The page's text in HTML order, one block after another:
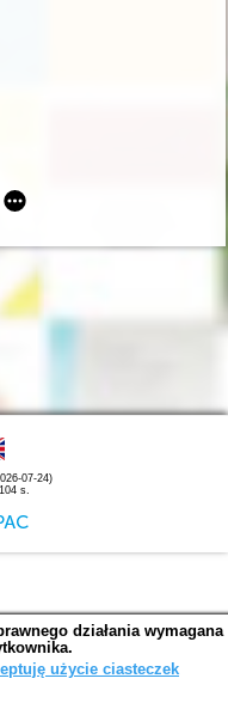
T. 3 cz. 3,
07-24)
s.
działania wymagana
użycie ciasteczek